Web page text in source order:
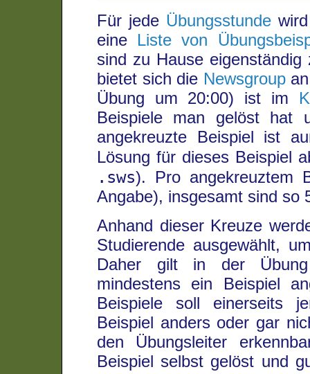
Für jede Übungsstunde
eine Liste von
sind zu Hause
bietet sich die Newsgroup
Übung um 20:00) ist im
Beispiele man gelöst hat
angekreuzte Beispiel ist
Lösung für dieses Beispiel
.sws). Pro angekreuztem
Angabe), insgesamt sind so
Anhand dieser Kreuze
Studierende ausgewählt,
Daher gilt in der Übung
mindestens ein Beispiel
Beispiele soll einerseits
Beispiel anders oder gar
den Übungsleiter
Beispiel selbst gelöst und